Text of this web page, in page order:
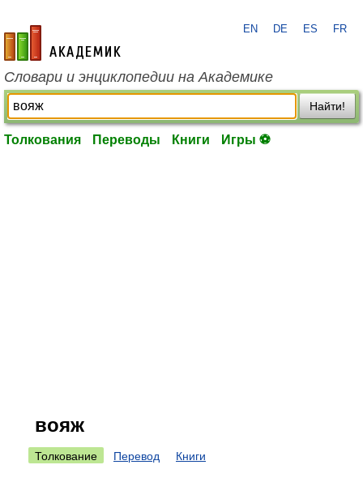
academic.ru
EN DE ES FR
Словари и энциклопедии на Академике
Найти!
Толкования Переводы Книги Игры ⚽
вояж
Толкование Перевод Книги